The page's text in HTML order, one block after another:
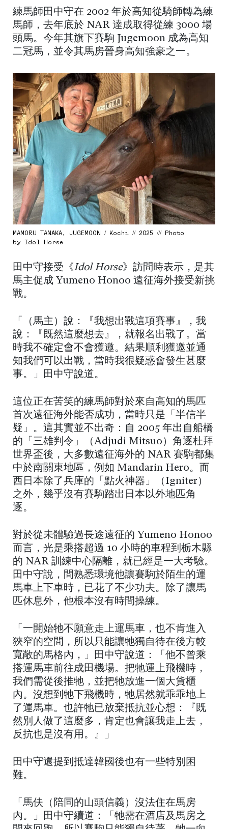
練馬師田中守在 2002 年於高知從騎師轉為練
馬師，去年底於 NAR 達成取得從練 3000 場
頭馬。今年其旗下賽駒 Jugemoon 成為高知
二冠馬，並令其馬房晉身高知強豪之一。
MAMORU TANAKA, JUGEMOON / Kochi // 2025 /// Photo
by Idol Horse
田中守接受《Idol Horse》訪問時表示，是其
馬主促成 Yumeno Honoo 遠征海外接受新挑
戰。
「（馬主）說：『我想出戰這項賽事』，我
說：『既然這麼想去』，就報名出戰了。當
時我不確定會不會獲邀。結果順利獲邀並通
知我們可以出戰，當時我很疑惑會發生甚麼
事。」田中守說道。
這位正在苦笑的練馬師對於來自高知的馬匹
首次遠征海外能否成功，當時只是「半信半
疑」。這其實並不出奇：自 2005 年出自船橋
的「三雄判令」（Adjudi Mitsuo）角逐杜拜
世界盃後，大多數遠征海外的 NAR 賽駒都集
中於南關東地區，例如 Mandarin Hero。而
西日本除了兵庫的「點火神器」（Igniter）
之外，幾乎沒有賽駒踏出日本以外地匹角
逐。
對於從未體驗過長途遠征的 Yumeno Honoo
而言，光是乘搭超過 10 小時的車程到栃木縣
的 NAR 訓練中心隔離，就已經是一大考驗。
田中守說，間熟悉環境他讓賽駒於陌生的運
馬車上下車時，已花了不少功夫。除了讓馬
匹休息外，他根本沒有時間操練。
「一開始牠不願意走上運馬車，也不肯進入
狹窄的空間，所以只能讓牠獨自待在後方較
寬敞的馬格內，」田中守說道：「他不曾乘
搭運馬車前往成田機場。把牠運上飛機時，
我們需從後推牠，並把牠放進一個大貨櫃
內。沒想到牠下飛機時，牠居然就乖乖地上
了運馬車。也許牠已放棄抵抗並心想：『既
然別人做了這麼多，肯定也會讓我走上去，
反抗也是沒有用。』」
田中守還提到抵達韓國後也有一些特別困
難。
「馬伕（陪同的山頭信義）沒法住在馬房
內。」田中守續道：「牠需在酒店及馬房之